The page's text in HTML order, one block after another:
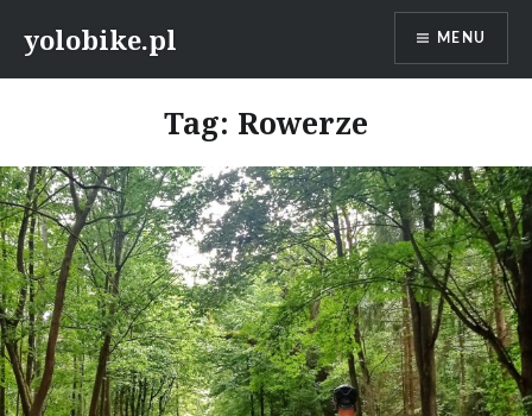
yolobike.pl MENU
Tag: Rowerze